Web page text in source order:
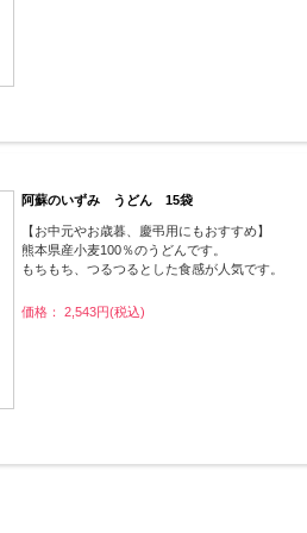
阿蘇のいずみ うどん 15袋
【お中元やお歳暮、慶弔用にもおすすめ】
熊本県産小麦100％のうどんです。
もちもち、つるつるとした食感が人気です。
価格： 2,543円(税込)